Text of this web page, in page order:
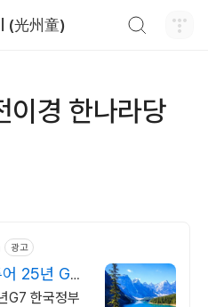
(光州童)
이경 한나라당
광고
어 25년 G7
G7 한국정부